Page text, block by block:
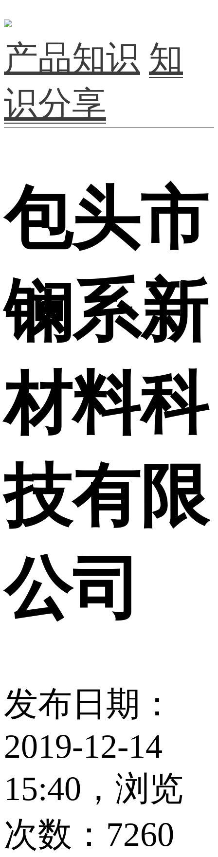
产品知识 知
识分享
包头市
镧系新
材料科
技有限
公司
发布日期：
2019-12-14
15:40，浏览
次数：7260